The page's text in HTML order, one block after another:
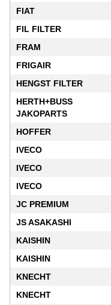
FIAT
FIL FILTER
FRAM
FRIGAIR
HENGST FILTER
HERTH+BUSS
JAKOPARTS
HOFFER
IVECO
IVECO
IVECO
JC PREMIUM
JS ASAKASHI
KAISHIN
KAISHIN
KNECHT
KNECHT